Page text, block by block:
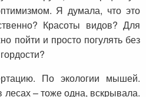
Я думала, что это
Красоты видов? Для
пойти и просто погулять без
По экологии мышей.
– тоже одна, вскрывала.